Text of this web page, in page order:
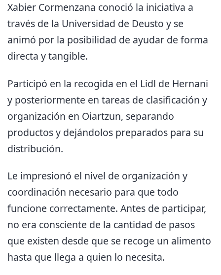
Xabier Cormenzana conoció la iniciativa a
través de la Universidad de Deusto y se
animó por la posibilidad de ayudar de forma
directa y tangible.
Participó en la recogida en el Lidl de Hernani
y posteriormente en tareas de clasificación y
organización en Oiartzun, separando
productos y dejándolos preparados para su
distribución.
Le impresionó el nivel de organización y
coordinación necesario para que todo
funcione correctamente. Antes de participar,
no era consciente de la cantidad de pasos
que existen desde que se recoge un alimento
hasta que llega a quien lo necesita.